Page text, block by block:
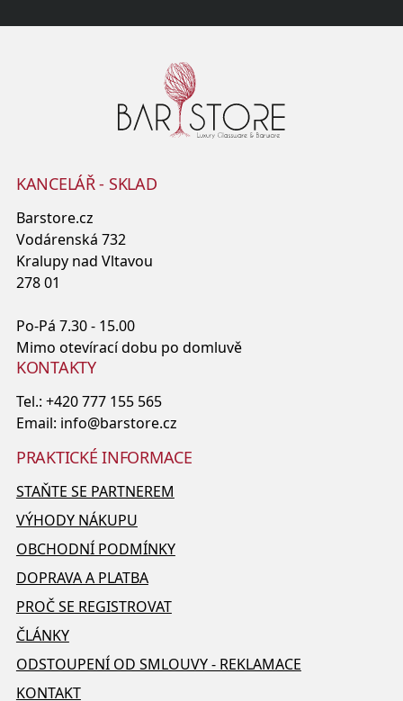
KANCELÁŘ - SKLAD
Barstore.cz
Vodárenská 732
Kralupy nad Vltavou
278 01
Po-Pá 7.30 - 15.00
Mimo otevírací dobu po domluvě
KONTAKTY
Tel.: +420 777 155 565
Email: info@barstore.cz
PRAKTICKÉ INFORMACE
STAŇTE SE PARTNEREM
VÝHODY NÁKUPU
OBCHODNÍ PODMÍNKY
DOPRAVA A PLATBA
PROČ SE REGISTROVAT
ČLÁNKY
ODSTOUPENÍ OD SMLOUVY - REKLAMACE
KONTAKT